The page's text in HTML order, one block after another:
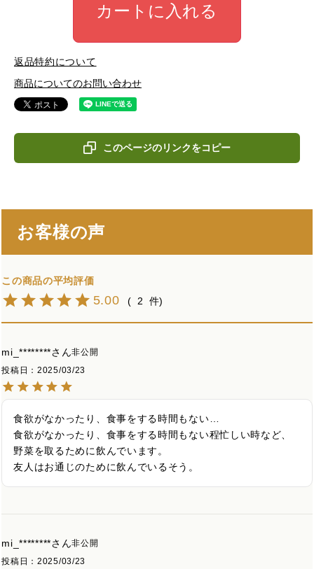
カートに入れる
返品特約について
商品についてのお問い合わせ
このページのリンクをコピー
お客様の声
5.00 2
mi_********
非公開
投稿日
2025/03/23
食欲がなかったり、食事をする時間もない…
食欲がなかったり、食事をする時間もない程忙しい時など、
野菜を取るために飲んでいます。
友人はお通じのために飲んでいるそう。
mi_********
非公開
投稿日
2025/03/23